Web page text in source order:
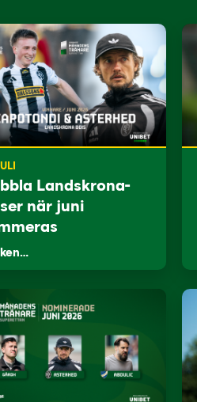
Landskrona-
när juni